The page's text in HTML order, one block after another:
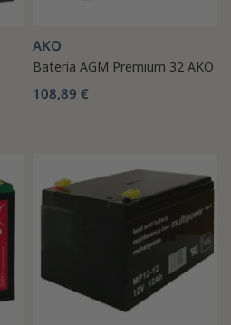
AKO
Batería AGM Premium 32 AKO
108,89 €